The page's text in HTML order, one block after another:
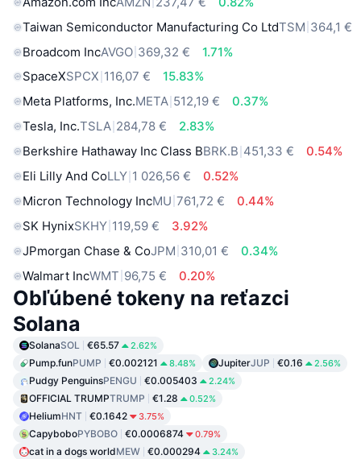
Taiwan Semiconductor Manufacturing Co LtdTSM 364,1 €
Broadcom IncAVGO 369,32 €
1.71%
SpaceXSPCX 116,07 €
15.83%
Meta Platforms, Inc.META 512,19 €
0.37%
Tesla, Inc.TSLA 284,78 €
2.83%
Berkshire Hathaway Inc Class BBRK.B 451,33 €
0.54%
Eli Lilly And CoLLY 1 026,56 €
0.52%
Micron Technology IncMU 761,72 €
0.44%
SK HynixSKHY 119,59 €
3.92%
JPmorgan Chase & CoJPM 310,01 €
0.34%
Walmart IncWMT 96,75 € 0.20%
Obľúbené tokeny na reťazci
Solana
SolanaSOL €65.57 2.62%
Pump.funPUMP €0.002121 8.48% JupiterJUP €0.16 2.56%
Pudgy PenguinsPENGU €0.005403 2.24%
OFFICIAL TRUMPTRUMP €1.28 0.52%
HeliumHNT €0.1642 3.75%
CapyboboPYBOBO €0.0006874 0.79%
cat in a dogs worldMEW €0.000294 3.24%